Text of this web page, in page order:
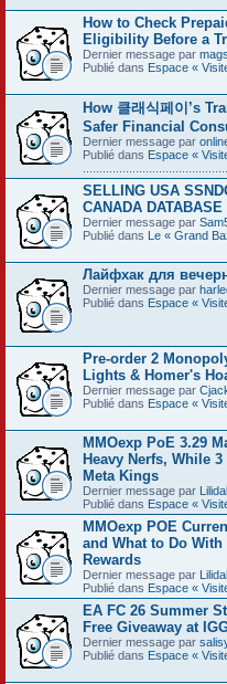
How to Check
Eligibility Before a
Dernier message par
Publié dans Espace «
How 클래식페이’s
Safer Financial
Dernier message par
Publié dans Espace «
SELLING USA
CANADA DATABASE
Dernier message par
Publié dans Le « Grand
Лайфхак для
Dernier message par
Publié dans Espace «
Pre-order 2
Lights & Homer's
Dernier message par
Publié dans Espace «
MMOexp PoE 3.29
Heavy Nerfs, While
Meta Kings
Dernier message par
Publié dans Espace «
MMOexp POE
and What to Do
Rewards
Dernier message par
Publié dans Espace «
EA FC 26 Summer
Free Giveaway at
Dernier message par
Publié dans Espace «